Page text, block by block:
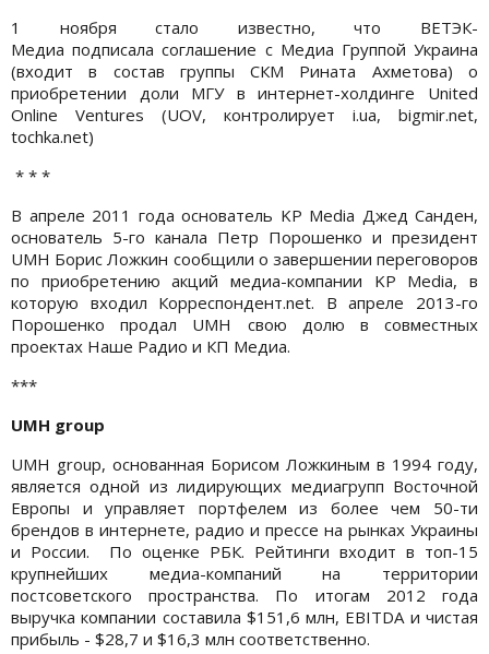
1 ноября стало известно, что ВЕТЭК-
Медиа подписала соглашение с Медиа Группой Украина
(входит в состав группы СКМ Рината Ахметова) о
приобретении доли МГУ в интернет-холдинге United
Online Ventures (UOV, контролирует i.ua, bigmir.net,
tochka.net)
* * *
В апреле 2011 года основатель KP Media Джед Санден,
основатель 5-го канала Петр Порошенко и президент
UMH Борис Ложкин сообщили о завершении переговоров
по приобретению акций медиа-компании KP Media, в
которую входил Корреспондент.net. В апреле 2013-го
Порошенко продал UMH свою долю в совместных
проектах Наше Радио и КП Медиа.
***
UMH group
UMH group, основанная Борисом Ложкиным в 1994 году,
является одной из лидирующих медиагрупп Восточной
Европы и управляет портфелем из более чем 50-ти
брендов в интернете, радио и прессе на рынках Украины
и России. По оценке РБК. Рейтинги входит в топ-15
крупнейших медиа-компаний на территории
постсоветского пространства. По итогам 2012 года
выручка компании составила $151,6 млн, EBITDA и чистая
прибыль - $28,7 и $16,3 млн соответственно.